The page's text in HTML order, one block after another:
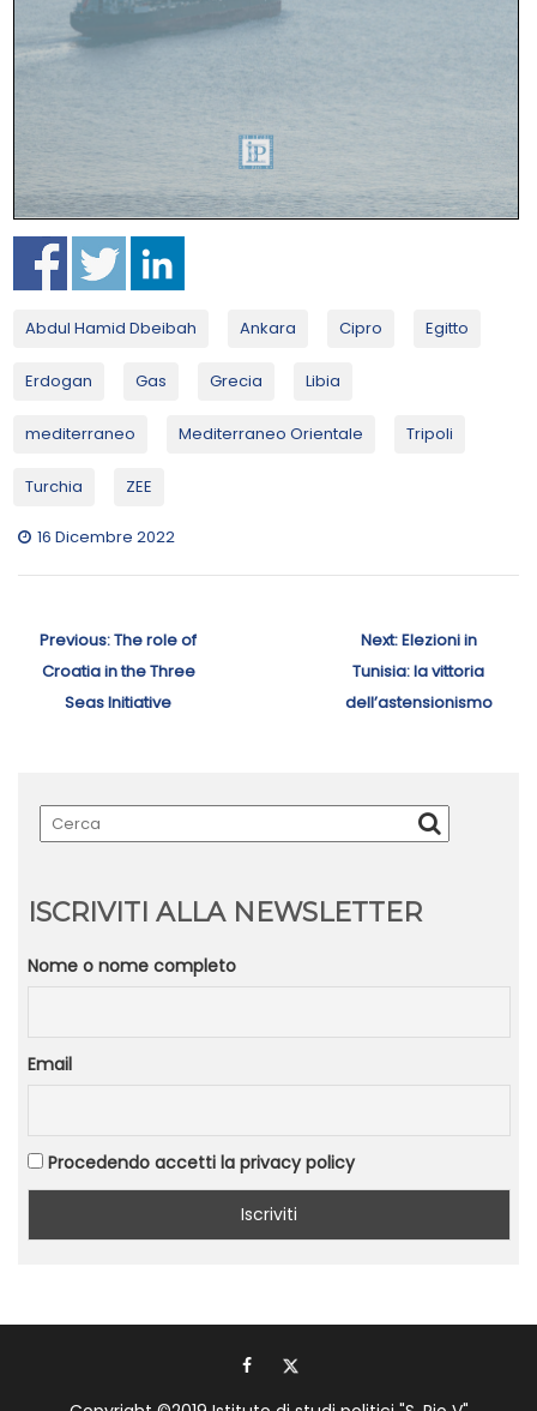
Abdul Hamid Dbeibah Ankara Cipro Egitto
Erdogan Gas Grecia Libia
mediterraneo Mediterraneo Orientale Tripoli
Turchia ZEE
16 Dicembre 2022
articoli
Previous:Previous
post:
The role of
Croatia in the Three
Seas Initiative
Next:Next
post:
Elezioni in
Tunisia: la vittoria
dell’astensionismo
ISCRIVITI ALLA NEWSLETTER
Nome o nome completo
Email
Procedendo accetti la privacy policy